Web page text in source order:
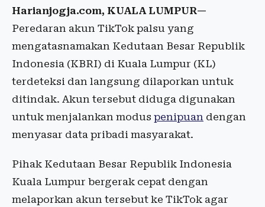
Harianjogja.com, KUALA LUMPUR—
Peredaran akun TikTok palsu yang
mengatasnamakan Kedutaan Besar Republik
Indonesia (KBRI) di Kuala Lumpur (KL)
terdeteksi dan langsung dilaporkan untuk
ditindak. Akun tersebut diduga digunakan
untuk menjalankan modus penipuan dengan
menyasar data pribadi masyarakat.
Pihak Kedutaan Besar Republik Indonesia
Kuala Lumpur bergerak cepat dengan
melaporkan akun tersebut ke TikTok agar